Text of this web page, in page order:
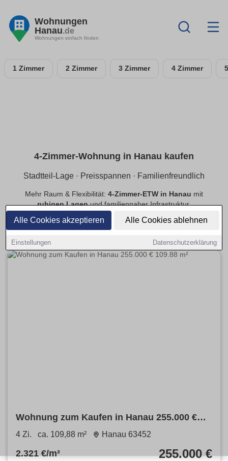
Alle Cookies akzeptieren Alle Cookies ablehnen
Einstellungen Datenschutzerklärung
Wohnungen
Hanau.de
Wohnungen einfach finden
1 Zimmer 2 Zimmer 3 Zimmer 4 Zimmer
4-Zimmer-Wohnung in Hanau kaufen
Stadtteil-Lage · Preisspannen · Familienfreundlich
Mehr Raum & Flexibilität: 4-Zimmer-ETW in Hanau mit
ruhigen Lagenund familiennaher Infrastruktur.
provisionsfrei
Vergleich.
Wohnung zum Kaufen in Hanau 255.000 €
109.88 m²
4 Zi. ca. 109,88 m² Hanau 63452
2.321 €/m² 255.000 €